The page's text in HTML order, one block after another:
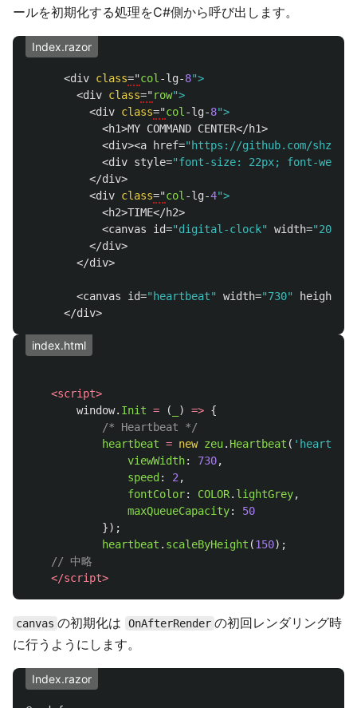
ールを初期化する処理をC#側から呼び出します。
Index.razor
<div class="col-lg-8
<div class="row
<div class="col-lg-8
<h1>MY COMMAND CENTER</h1>
<div><a href="https://github.com/shzlw/
<div style="font-size: 22px; font-
</div>
<div class="col-lg-4
<h2>TIME</h2>
<canvas id="digital-clock" width="200"
</div>
</div>
<canvas id="heartbeat" width="730" height
</div>
index.html
<script>
window. Init = ( ) => {
/* Heartbeat */
heartbeat = new zeu. Heartbeat ( ' heartbeat
viewWidth: 730,
speed : 2,
fontColor: COLOR. lightGrey,
maxQueueCapacity:
50
});
heartbeat . scaleByHeight (150);
// 中略
</script>
canvas の初期化は OnAfterRender の初回レンダリング時
に行うようにします。
Index.razor